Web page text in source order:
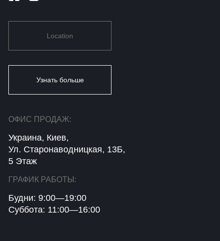
Location
Узнать больше
ОФИС ПРОДАЖ:
Украина, Киев,
Ул. Старонаводницкая, 13Б,
5 Этаж
ГРАФИК РАБОТЫ:
Будни: 9:00—19:00
Суббота: 11:00—16:00